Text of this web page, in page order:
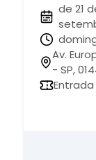
de 21
Av.
- SP,